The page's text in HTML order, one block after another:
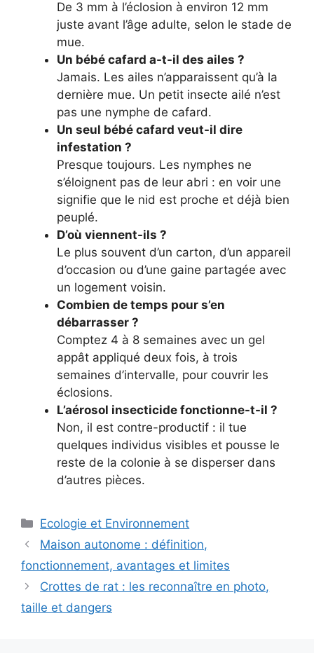
De 3 mm à l’éclosion à environ 12 mm
juste avant l’âge adulte, selon le stade de
mue.
Un bébé cafard a-t-il des ailes ?
Jamais. Les ailes n’apparaissent qu’à la
dernière mue. Un petit insecte ailé n’est
pas une nymphe de cafard.
Un seul bébé cafard veut-il dire
infestation ?
Presque toujours. Les nymphes ne
s’éloignent pas de leur abri : en voir une
signifie que le nid est proche et déjà bien
peuplé.
D’où viennent-ils ?
Le plus souvent d’un carton, d’un appareil
d’occasion ou d’une gaine partagée avec
un logement voisin.
Combien de temps pour s’en
débarrasser ?
Comptez 4 à 8 semaines avec un gel
appât appliqué deux fois, à trois
semaines d’intervalle, pour couvrir les
éclosions.
L’aérosol insecticide fonctionne-t-il ?
Non, il est contre-productif : il tue
quelques individus visibles et pousse le
reste de la colonie à se disperser dans
d’autres pièces.
Catégories
Ecologie et Environnement
Maison autonome : définition,
fonctionnement, avantages et limites
Crottes de rat : les reconnaître en photo,
taille et dangers